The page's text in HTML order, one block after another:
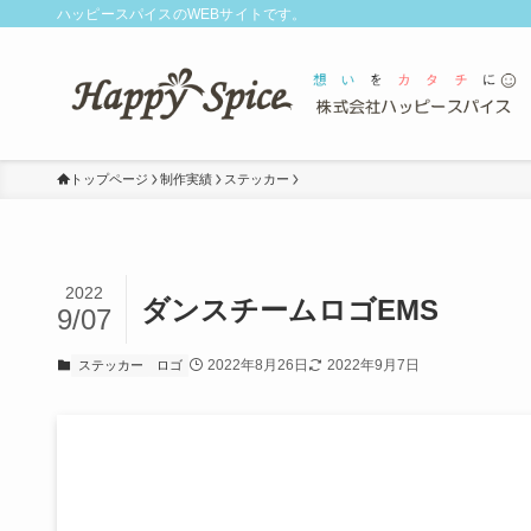
ハッピースパイスのWEBサイトです。
トップページ 制作実績 ステッカー
ダンスチームロゴEMS
2022
9/07
ステッカー ロゴ 2022年8月26日 2022年9月7日